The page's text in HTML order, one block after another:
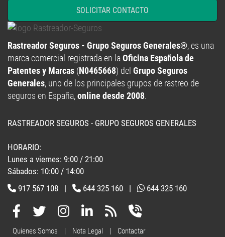
SOLICITAR CONTACTO
Rastreador Seguros - Grupo Seguros Generales®, es una
marca comercial registrada en laOficina Española de
Patentes y Marcas (N0465668) del Grupo Seguros
Generales, uno de los principales grupos de rastreo de
seguros en España,online desde 2008.
RASTREADOR SEGUROS - GRUPO SEGUROS GENERALES
HORARIO:
Lunes a viernes: 9:00 / 21:00
Sábados: 10:00 / 14:00
917 567 108 | 644 325 160 | 644 325 160
Quienes Somos | Nota Legal | Contactar